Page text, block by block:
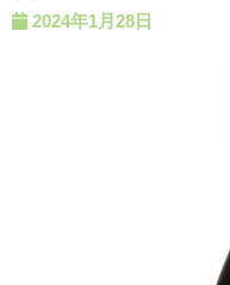
2024年1月28日